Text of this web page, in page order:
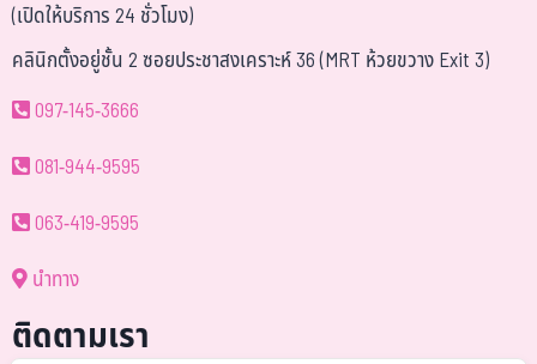
(เปิดให้บริการ 24 ชั่วโมง)
คลินิกตั้งอยู่ชั้น 2 ซอยประชาสงเคราะห์ 36 (MRT ห้วยขวาง Exit 3)
097-145-3666
081-944-9595
063-419-9595
นำทาง
ติดตามเรา